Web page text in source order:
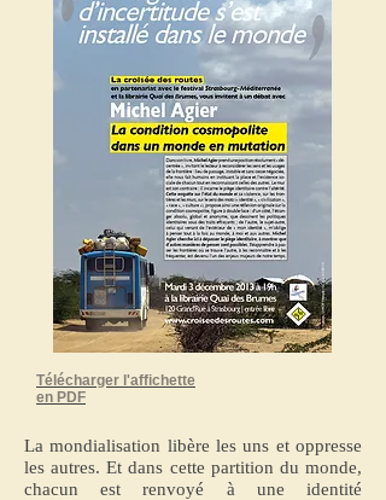
Télécharger l'affichette
en PDF
La mondialisation libère les uns et oppresse
les autres. Et dans cette partition du monde,
chacun est renvoyé à une identité